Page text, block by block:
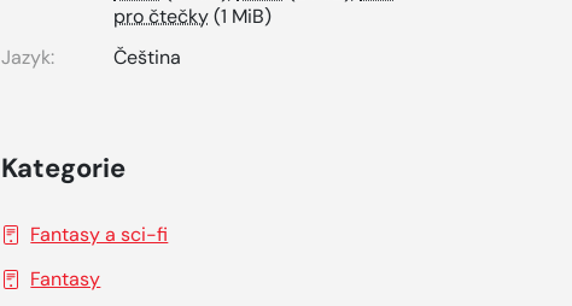
pro čtečky(1 MiB)
Jazyk:
Čeština
Kategorie
Fantasy a sci-fi
Fantasy